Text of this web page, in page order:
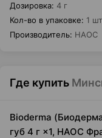
Дозировка: 4 г
Кол-во в упаковке: 1
Производитель: НАОС
Где купить
Bioderma
губ 4 г ×1, НАОС